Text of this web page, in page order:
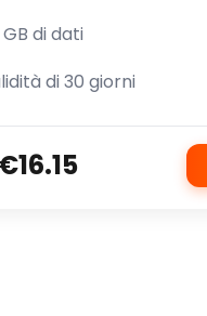
di dati
di 30 giorni